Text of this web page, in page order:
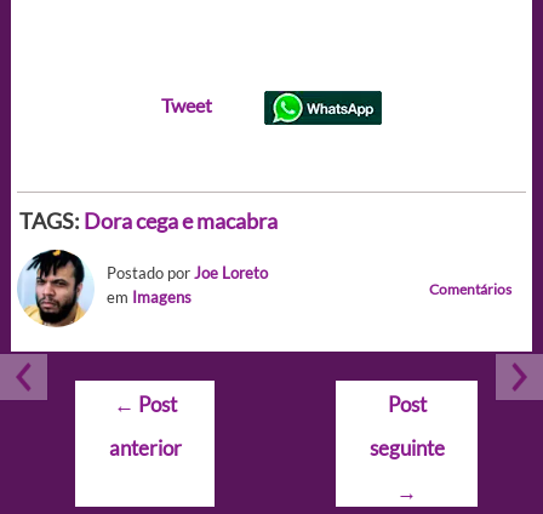
Tweet
TAGS: Dora cega e macabra
Postado porJoe Loreto
em Imagens Comentários
Navegação
Post
← Post
anterior
Post
seguinte
→